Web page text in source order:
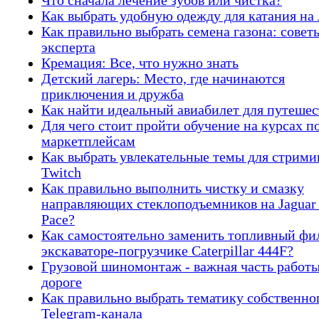
Как выбрать удобную одежду для катания на
Как правильно выбрать семена газона:
эксперта
Кремация: Все, что нужно знать
Детский лагерь: Место, где начинаются
приключения и дружба
Как найти идеальный авиабилет для
Для чего стоит пройти обучение на курсах
маркетплейсам
Как выбрать увлекательные темы для
Twitch
Как правильно выполнить чистку и смазку
направляющих стеклоподъемников на
Pace?
Как самостоятельно заменить топливный
экскаваторе-погрузчике Caterpillar 444F?
Грузовой шиномонтаж - важная часть
дороге
Как правильно выбрать тематику
Telegram-канала